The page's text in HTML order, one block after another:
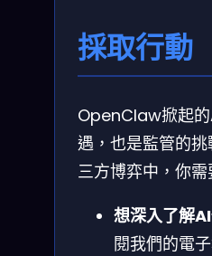
採取行動
OpenClaw掀起
遇，也是監管的
三方博弈中，你
想深入了解
閱我們的電